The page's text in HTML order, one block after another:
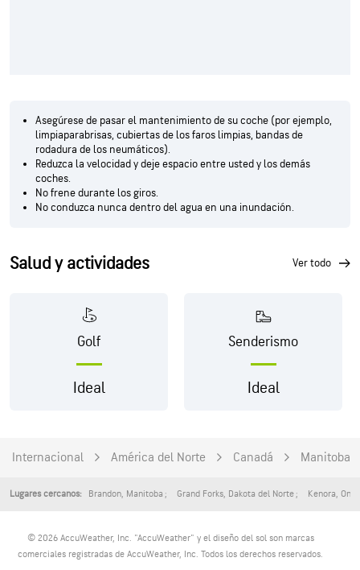
Asegúrese de pasar el mantenimiento de su coche (por ejemplo,
limpiaparabrisas, cubiertas de los faros limpias, bandas de
rodadura de los neumáticos).
Reduzca la velocidad y deje espacio entre usted y los demás
coches.
No frene durante los giros.
No conduzca nunca dentro del agua en una inundación.
Salud y actividades ver todo
Golf
Ideal
Senderismo
Ideal
Internacional América del Norte Canadá Manitoba
Lugares cercanos: Brandon, Manitoba Grand Forks, Dakota del Norte Kenora,
© 2026 AccuWeather, Inc. "AccuWeather" y el diseño del sol son marcas
comerciales registradas de AccuWeather, Inc. Todos los derechos reservados.